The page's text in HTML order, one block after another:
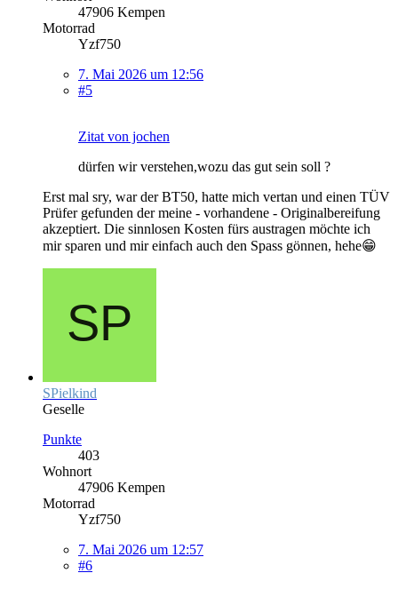
47906 Kempen
Motorrad
Yzf750
7. Mai 2026 um 12:56
#5
Zitat von jochen
dürfen wir verstehen,wozu das gut sein soll ?
Erst mal sry, war der BT50, hatte mich vertan und einen TÜV
Prüfer gefunden der meine - vorhandene - Originalbereifung
akzeptiert. Die sinnlosen Kosten fürs austragen möchte ich
mir sparen und mir einfach auch den Spass gönnen, hehe😁
SPielkind
Geselle
Punkte
403
Wohnort
47906 Kempen
Motorrad
Yzf750
7. Mai 2026 um 12:57
#6